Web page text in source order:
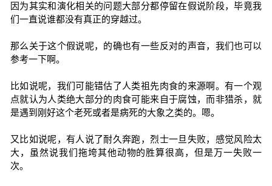
因为其实和演化相关的问题大部分都停留在假说阶段，毕竟我
们一直说谁都没有真正的穿越过。
那么关于这个假说呢，的确也有一些反对的声音，我们也可以
参考一下啊。
比如说呢，我们可能错估了人类祖先肉食的来源啊。有一个观
点就认为人类绝大部分的肉食可能来自于腐蚀，而非猎杀，就
是遇到刚好这个老死或者是病死的大象之类的。嗯。
又比如说呢，有人说了耐久奔跑，烈士一旦失败，感觉风险太
大，虽然说我们拖垮其他动物的胜算很高，但是万一失败一
次。